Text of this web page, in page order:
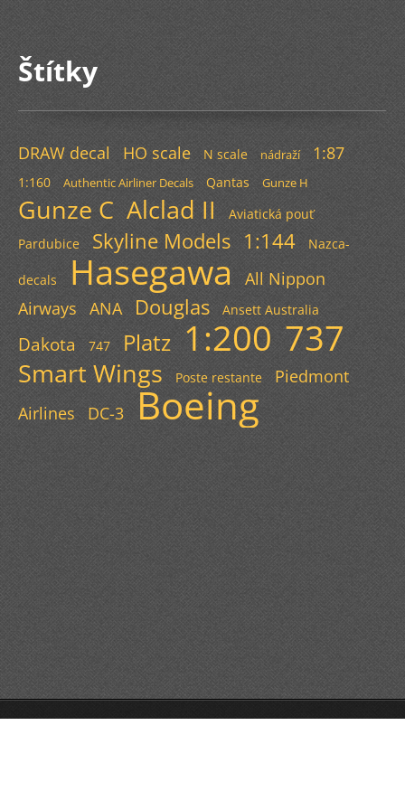
Štítky
DRAW decal HO scale N scale nádraží 1:87
1:160 Authentic Airliner Decals Qantas Gunze H
Gunze C Alclad II
Aviatická pouť
Pardubice
Skyline Models 1:144 Nazca-
decals Hasegawa
All Nippon
Airways
ANA Douglas Ansett Australia
Dakota 747 Platz 1:200 737
Smart Wings Poste restante
Piedmont
Airlines
DC-3 Boeing